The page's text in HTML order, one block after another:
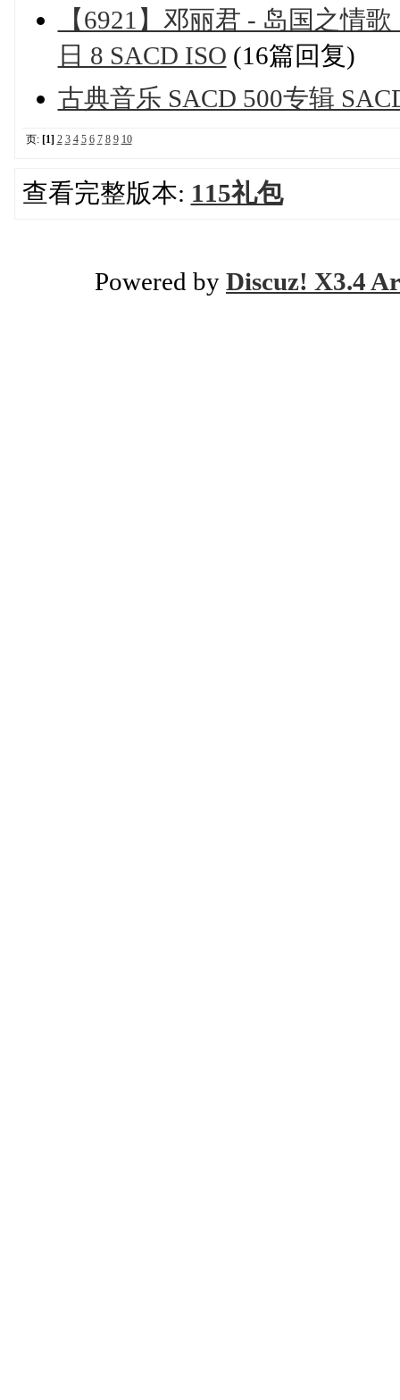
【6921】邓丽君 - 岛国之情
日 8 SACD ISO (16篇回复)
古典音乐 SACD 500专辑
页: [1] 2 3 4 5 6 7 8 9 10
查看完整版本: 115礼包
Powered by Discuz! X3.4